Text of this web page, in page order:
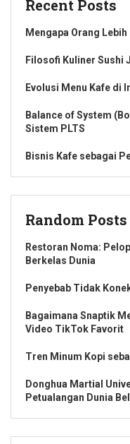
Recent Posts
Mengapa Orang
Filosofi Kuliner Sushi
Evolusi Menu Kafe di
Balance of System
Sistem PLTS
Bisnis Kafe sebagai
Random Posts
Restoran Noma:
Berkelas Dunia
Penyebab Tidak
Bagaimana Snaptik
Video TikTok Favorit
Tren Minum Kopi
Donghua Martial
Petualangan Dunia